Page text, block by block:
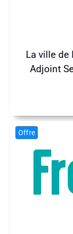
La ville de
Adjoint
Offre